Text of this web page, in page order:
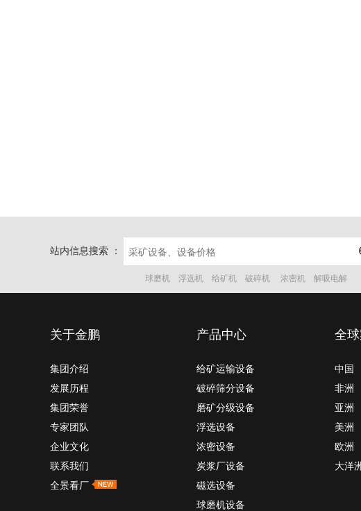
站内信息搜索 ：
球磨机 浮选机 给矿机 破碎机 浓密机 解吸电解
关于金鹏
集团介绍
发展历程
集团荣誉
专家团队
企业文化
联系我们
全景看厂
产品中心
给矿运输设备
破碎筛分设备
磨矿分级设备
浮选设备
浓密设备
炭浆厂设备
磁选设备
球磨机设备
全
中国
非洲
亚洲
美洲
欧洲
大洋